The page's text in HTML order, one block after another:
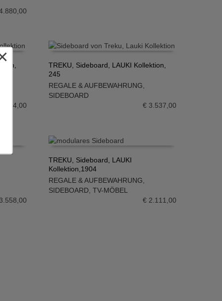
3.924,00
TREKU, Sideboard, LAUKI Kollektion,
245
REGALE & AUFBEWAHRUNG,
SIDEBOARD
€ 3.537,00
TREKU, Sideboard, LAUKI
Kollektion,1904
REGALE & AUFBEWAHRUNG
SIDEBOARD ,TV-MÖBEL
€ 2.111,00